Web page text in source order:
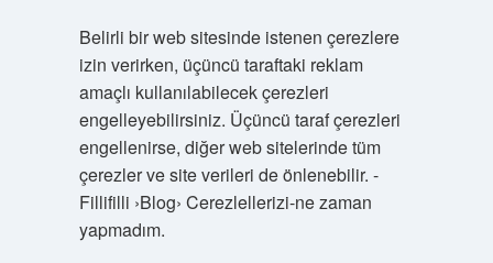
Belirli bir web sitesinde istenen çerezlere
izin verirken, üçüncü taraftaki reklam
amaçlı kullanılabilecek çerezleri
engelleyebilirsiniz. Üçüncü taraf çerezleri
engellenirse, diğer web sitelerinde tüm
çerezler ve site verileri de önlenebilir. -
Fillifilli ›Blog› Cerezlellerizi-ne zaman
yapmadım.